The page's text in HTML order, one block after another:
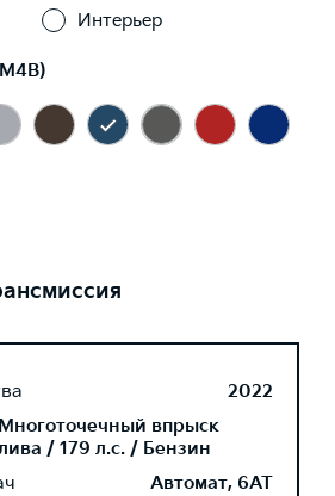
Интерьер
2022
впрыск
/ 179 л.с. / Бензин
Автомат, 6AT